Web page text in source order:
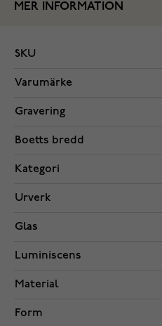
MER INFORMATION
SKU
Varumärke
Gravering
Boetts bredd
Kategori
Urverk
Glas
Luminiscens
Material
Form